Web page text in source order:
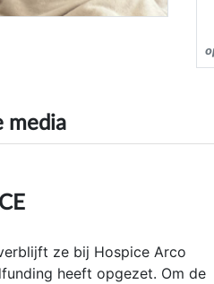
media
ze bij Hospice Arco
heeft opgezet. Om de